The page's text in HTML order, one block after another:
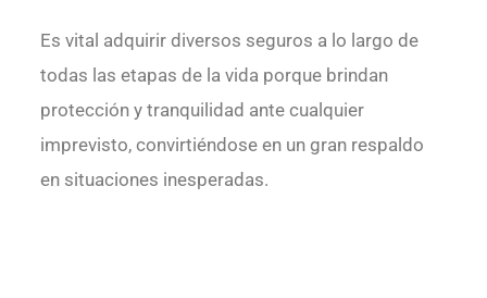
Es vital adquirir diversos seguros a lo largo de
todas las etapas de la vida porque brindan
protección y tranquilidad ante cualquier
imprevisto, convirtiéndose en un gran respaldo
en situaciones inesperadas.